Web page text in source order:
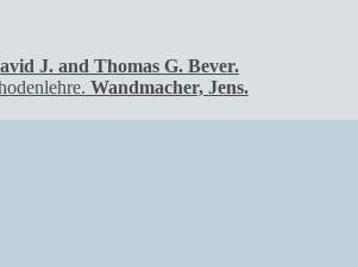
J. and Thomas G. Bever.
Wandmacher, Jens.